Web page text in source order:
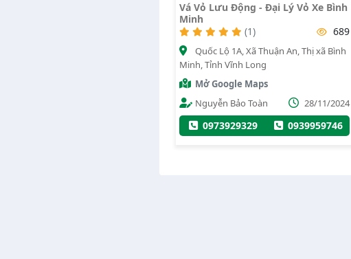
Vá Vỏ Lưu Động - Đại Lý Vỏ Xe Bình
Minh
(1)
689
Quốc Lộ 1A, Xã Thuận An, Thị xã Bình
Minh, Tỉnh Vĩnh Long
Mở Google Maps
Nguyễn Bảo Toàn
28/11/2024
0973929329 0939959746